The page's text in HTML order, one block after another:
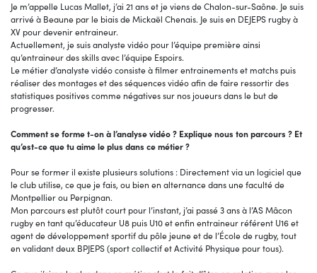
Je m’appelle Lucas Mallet, j’ai 21 ans et je viens de Chalon-sur-Saône. Je suis
arrivé à Beaune par le biais de Mickaël Chenais. Je suis en DEJEPS rugby à
XV pour devenir entraineur.
Actuellement, je suis analyste vidéo pour l’équipe première ainsi
qu’entraineur des skills avec l’équipe Espoirs.
Le métier d’analyste vidéo consiste à filmer entrainements et matchs puis
réaliser des montages et des séquences vidéo afin de faire ressortir des
statistiques positives comme négatives sur nos joueurs dans le but de
progresser.
Comment se forme t-on à l’analyse vidéo ? Explique nous ton parcours ? Et
qu’est-ce que tu aime le plus dans ce métier ?
Pour se former il existe plusieurs solutions : Directement via un logiciel que
le club utilise, ce que je fais, ou bien en alternance dans une faculté de
Montpellier ou Perpignan.
Mon parcours est plutôt court pour l’instant, j’ai passé 3 ans à l’AS Mâcon
rugby en tant qu’éducateur U8 puis U10 et enfin entraineur référent U16 et
agent de développement sportif du pôle jeune et de l’École de rugby, tout
en validant deux BPJEPS (sport collectif et Activité Physique pour tous).